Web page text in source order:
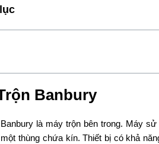
Banbury
là máy trộn bên trong. Máy
một thùng chứa kín. Thiết bị có khả